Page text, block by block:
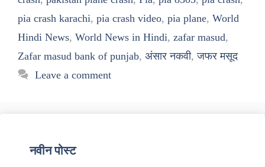
pia crash karachi, pia crash video, pia plane, World
Hindi News, World News in Hindi, zafar masud,
Zafar masud bank of punjab, अंसार नकवी,जफर मसूद
Leave a comment
नवीन पोस्ट